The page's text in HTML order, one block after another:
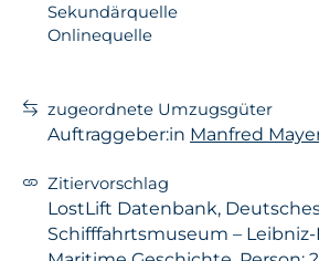
Sekundärquelle
Onlinequelle
zugeordnete Umzugsgüter
Auftraggeber:in Manfred
Zitiervorschlag
LostLift Datenbank,
Schifffahrtsmuseum –